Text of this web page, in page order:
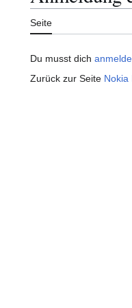
Seite
Du musst dich
Zurück zur Seite Nokia